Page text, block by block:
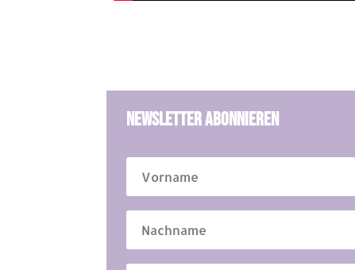
Newsletter Abonnieren